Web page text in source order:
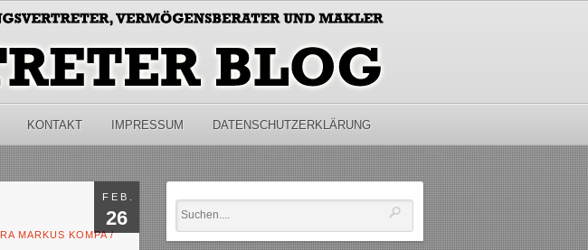
KONTAKT IMPRESSUM DATENSCHUTZERKLÄRUNG
FEB.
26
RA MARKUS KOMPA /